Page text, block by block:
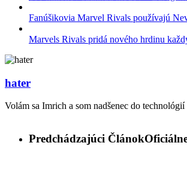
Fanúšikovia Marvel Rivals používajú
Marvels Rivals pridá nového hrdinu
hater
Volám sa Imrich a som nadšenec do
Predchádzajúci Článok